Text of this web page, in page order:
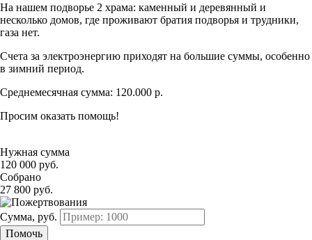
На нашем подворье 2 храма: каменный и деревянный и
несколько домов, где проживают братия подворья и трудники,
газа нет.
Счета за электроэнергию приходят на большие суммы, особенно
в зимний период.
Среднемесячная сумма: 120.000 р.
Просим оказать помощь!
Нужная сумма
120 000 руб.
Собрано
27 800 руб.
Сумма, руб.
Помочь